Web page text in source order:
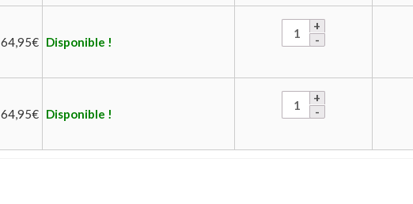
64,95€ Disponible !
64,95€ Disponible !